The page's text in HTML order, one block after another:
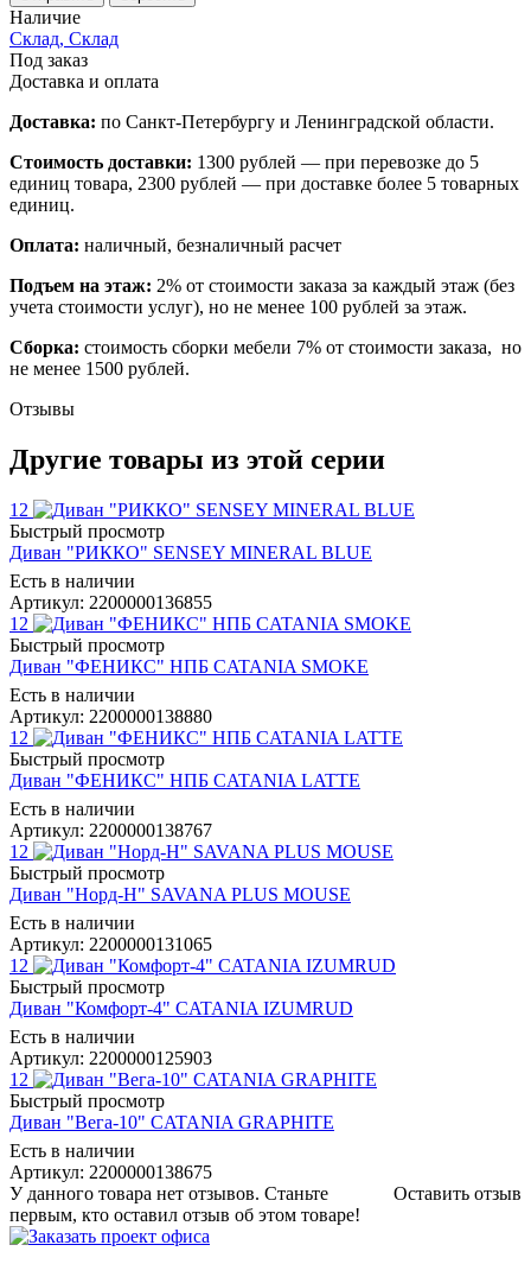
Наличие
Склад, Склад
Под заказ
Доставка и оплата
Доставка: по Санкт-Петербургу и Ленинградской области.
Стоимость доставки: 1300 рублей — при перевозке до 5
единиц товара, 2300 рублей — при доставке более 5 товарных
единиц.
Оплата: наличный, безналичный расчет
Подъем на этаж: 2% от стоимости заказа за каждый этаж (без
учета стоимости услуг), но не менее 100 рублей за этаж.
Сборка: стоимость сборки мебели 7% от стоимости заказа, но
не менее 1500 рублей.
Отзывы
Другие товары из этой серии
12
Быстрый просмотр
Диван "РИККО" SENSEY MINERAL BLUE
Есть в наличии
Артикул: 2200000136855
12
Быстрый просмотр
Диван "ФЕНИКС" НПБ CATANIA SMOKE
Есть в наличии
Артикул: 2200000138880
12
Быстрый просмотр
Диван "ФЕНИКС" НПБ CATANIA LATTE
Есть в наличии
Артикул: 2200000138767
12
Быстрый просмотр
Диван "Норд-Н" SAVANA PLUS MOUSE
Есть в наличии
Артикул: 2200000131065
12
Быстрый просмотр
Диван "Комфорт-4" CATANIA IZUMRUD
Есть в наличии
Артикул: 2200000125903
12
Быстрый просмотр
Диван "Вега-10" CATANIA GRAPHITE
Есть в наличии
Артикул: 2200000138675
Оставить отзыв
У данного товара нет отзывов. Станьте
первым, кто оставил отзыв об этом товаре!